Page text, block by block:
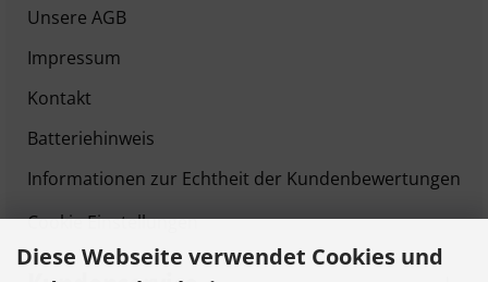
Unsere AGB
Impressum
Kontakt
Batteriehinweis
Informationen zur Echtheit der Kundenbewertungen
Cookie Einstellungen
Diese Webseite verwendet Cookies und